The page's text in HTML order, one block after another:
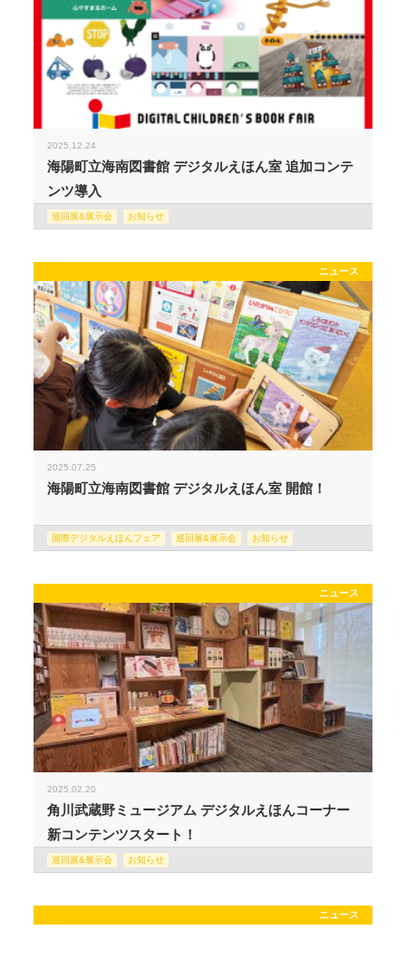
2025.12.24
海陽町立海南図書館 デジタルえほん室 追加コンテ
ンツ導入
巡回展&展示会 お知らせ
ニュース
2025.07.25
海陽町立海南図書館 デジタルえほん室 開館！
国際デジタルえほんフェア 巡回展&展示会 お知らせ
ニュース
2025.02.20
角川武蔵野ミュージアム デジタルえほんコーナー
新コンテンツスタート！
巡回展&展示会 お知らせ
ニュース